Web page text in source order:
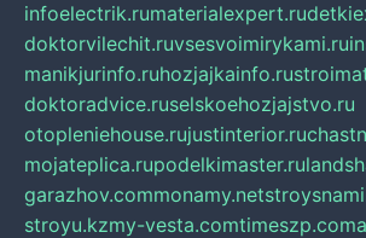
infoelectrik.rumaterialexpert.ru
doktorvilechit.ruvsesvoimirykami.ru
manikjurinfo.ruhozjajkainfo.ru
doktoradvice.ruselskoehozjajstvo.ru
otopleniehouse.rujustinterior.ru
mojateplica.rupodelkimaster.ru
garazhov.commonamy.net
stroyu.kzmy-vesta.comtimeszp.com